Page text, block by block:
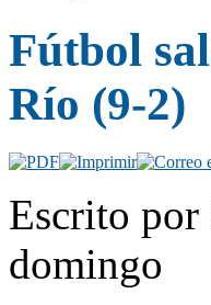
Fútbol
Río (9-2)
Escrito por
domingo